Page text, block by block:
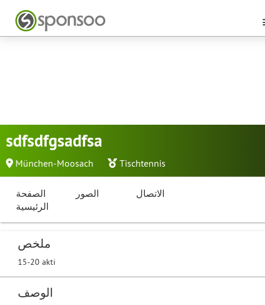
sdfsdfgsadfsa
München-Moosach Tischtennis
الصفحة
الرئيسية
الصور الاتصال
ملخص
15-20 akti
الوصف